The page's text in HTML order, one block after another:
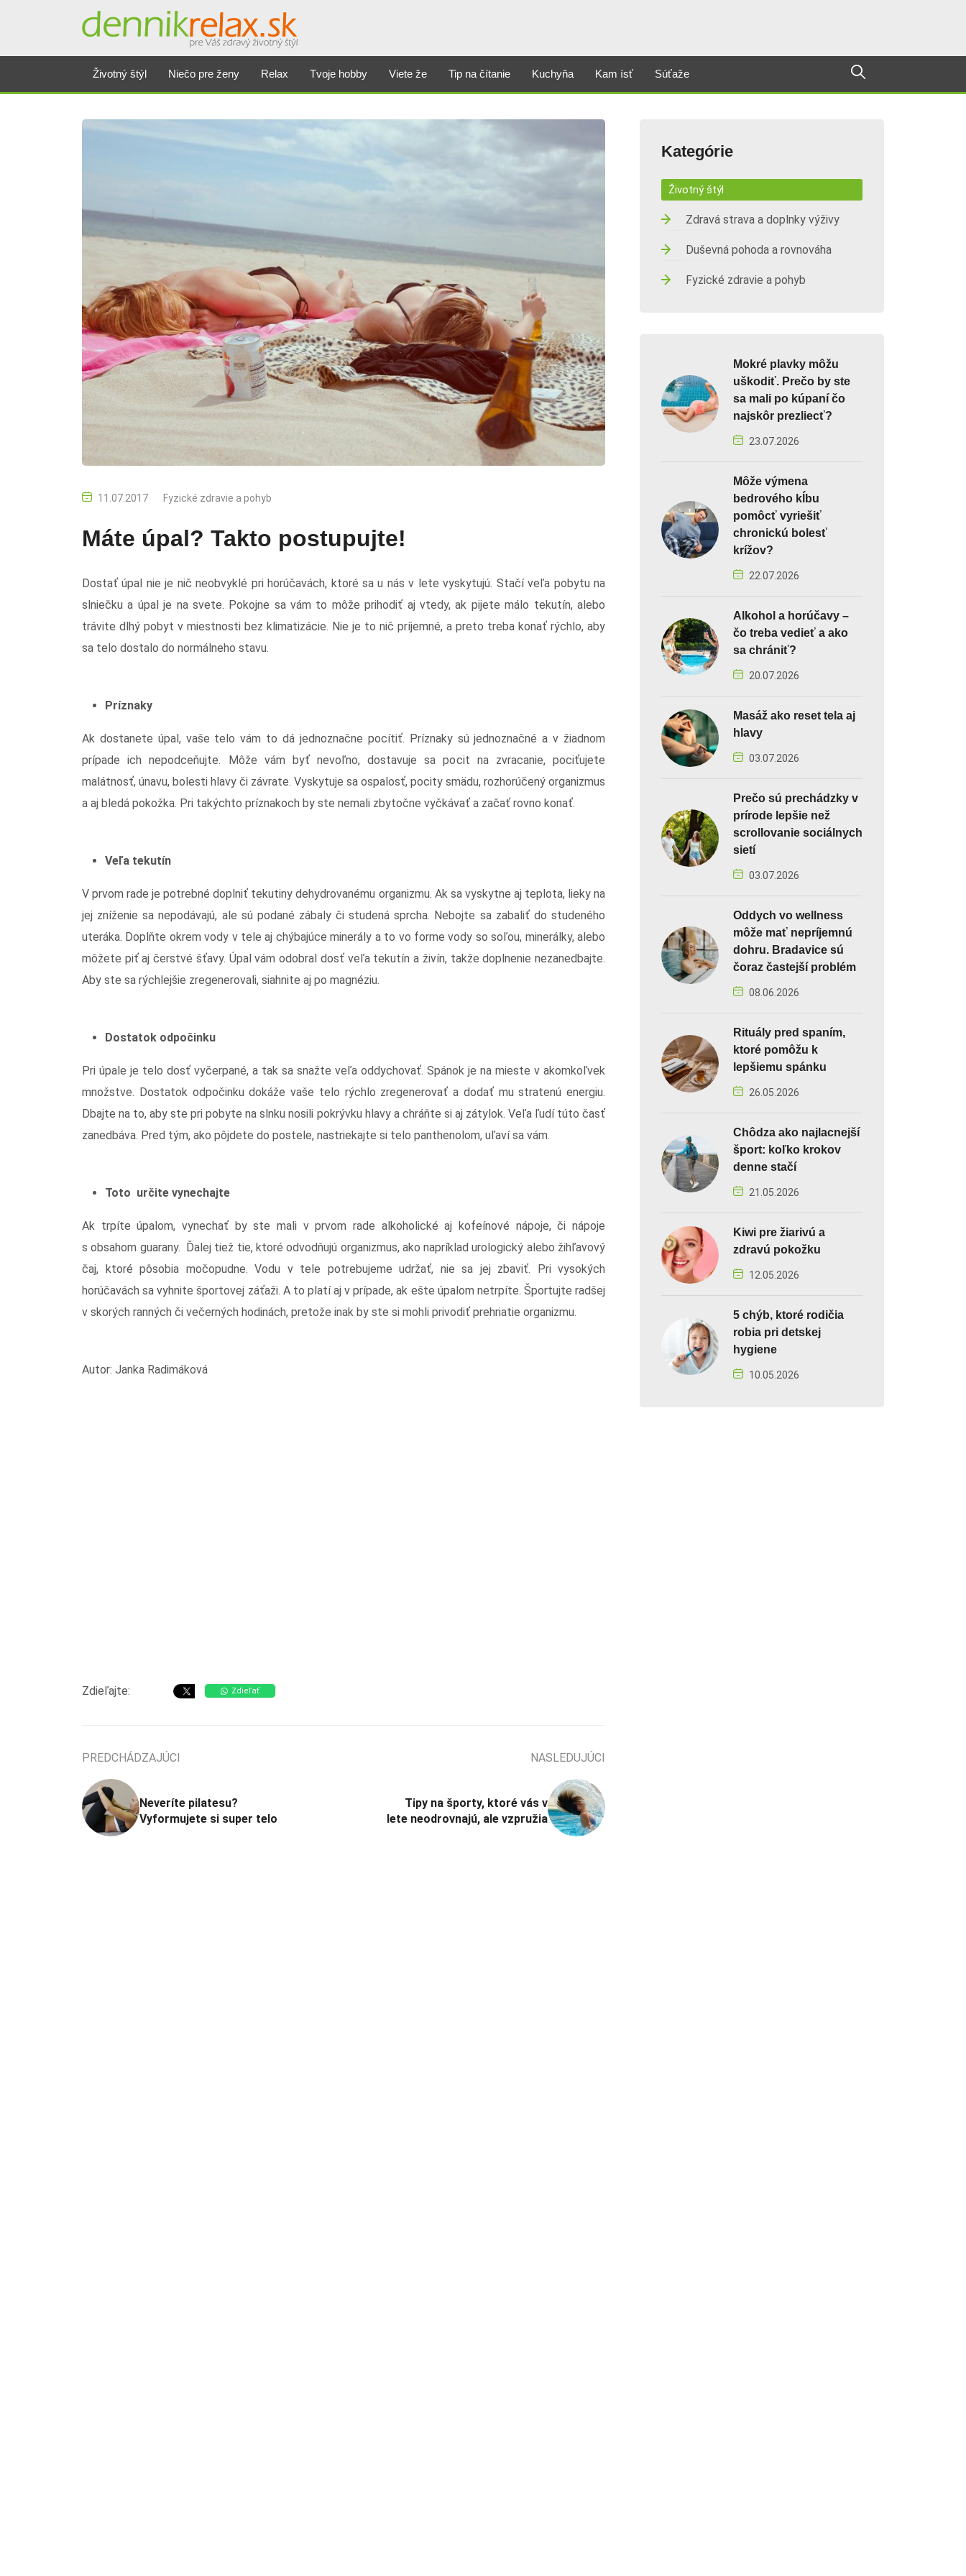
Životný štýl Niečo pre ženy Relax Tvoje hobby Viete že Tip na čítanie Kuchyňa Kam ísť Súťaže
11.07.2017 Fyzické zdravie a pohyb
Máte úpal? Takto postupujte!
Dostať úpal nie je nič neobvyklé pri horúčavách, ktoré sa u nás v lete vyskytujú. Stačí veľa pobytu na
slniečku a úpal je na svete. Pokojne sa vám to môže prihodiť aj vtedy, ak pijete málo tekutín, alebo
trávite dlhý pobyt v miestnosti bez klimatizácie. Nie je to nič príjemné, a preto treba konať rýchlo, aby
sa telo dostalo do normálneho stavu.
Príznaky
Ak dostanete úpal, vaše telo vám to dá jednoznačne pocítiť. Príznaky sú jednoznačné a v žiadnom
prípade ich nepodceňujte. Môže vám byť nevoľno, dostavuje sa pocit na zvracanie, pociťujete
malátnosť, únavu, bolesti hlavy či závrate. Vyskytuje sa ospalosť, pocity smädu, rozhorúčený organizmus
a aj bledá pokožka. Pri takýchto príznakoch by ste nemali zbytočne vyčkávať a začať rovno konať.
Veľa tekutín
V prvom rade je potrebné doplniť tekutiny dehydrovanému organizmu. Ak sa vyskytne aj teplota, lieky na
jej zníženie sa nepodávajú, ale sú podané zábaly či studená sprcha. Nebojte sa zabaliť do studeného
uteráka. Doplňte okrem vody v tele aj chýbajúce minerály a to vo forme vody so soľou, minerálky, alebo
môžete piť aj čerstvé šťavy. Úpal vám odobral dosť veľa tekutín a živín, takže doplnenie nezanedbajte.
Aby ste sa rýchlejšie zregenerovali, siahnite aj po magnéziu.
Dostatok odpočinku
Pri úpale je telo dosť vyčerpané, a tak sa snažte veľa oddychovať. Spánok je na mieste v akomkoľvek
množstve. Dostatok odpočinku dokáže vaše telo rýchlo zregenerovať a dodať mu stratenú energiu.
Dbajte na to, aby ste pri pobyte na slnku nosili pokrývku hlavy a chráňte si aj zátylok. Veľa ľudí túto časť
zanedbáva. Pred tým, ako pôjdete do postele, nastriekajte si telo panthenolom, uľaví sa vám.
Toto určite vynechajte
Ak trpíte úpalom, vynechať by ste mali v prvom rade alkoholické aj kofeínové nápoje, či nápoje
s obsahom guarany. Ďalej tiež tie, ktoré odvodňujú organizmus, ako napríklad urologický alebo žihľavový
čaj, ktoré pôsobia močopudne. Vodu v tele potrebujeme udržať, nie sa jej zbaviť. Pri vysokých
horúčavách sa vyhnite športovej záťaži. A to platí aj v prípade, ak ešte úpalom netrpíte. Športujte radšej
v skorých ranných či večerných hodinách, pretože inak by ste si mohli privodiť prehriatie organizmu.
Autor: Janka Radimáková
Zdieľajte: Zdieľať
PREDCHÁDZAJÚCI
Neveríte pilatesu?
Vyformujete si super telo
NASLEDUJÚCI
Tipy na športy, ktoré vás v
lete neodrovnajú, ale vzpružia
Kategórie
Životný štýl
Zdravá strava a doplnky výživy
Duševná pohoda a rovnováha
Fyzické zdravie a pohyb
Mokré plavky môžu
uškodiť. Prečo by ste
sa mali po kúpaní čo
najskôr prezliecť?
23.07.2026
Môže výmena
bedrového kĺbu
pomôcť vyriešiť
chronickú bolesť
krížov?
22.07.2026
Alkohol a horúčavy –
čo treba vedieť a ako
sa chrániť?
20.07.2026
Masáž ako reset tela aj
hlavy
03.07.2026
Prečo sú prechádzky v
prírode lepšie než
scrollovanie sociálnych
sietí
03.07.2026
Oddych vo wellness
môže mať nepríjemnú
dohru. Bradavice sú
čoraz častejší problém
08.06.2026
Rituály pred spaním,
ktoré pomôžu k
lepšiemu spánku
26.05.2026
Chôdza ako najlacnejší
šport: koľko krokov
denne stačí
21.05.2026
Kiwi pre žiarivú a
zdravú pokožku
12.05.2026
5 chýb, ktoré rodičia
robia pri detskej
hygiene
10.05.2026